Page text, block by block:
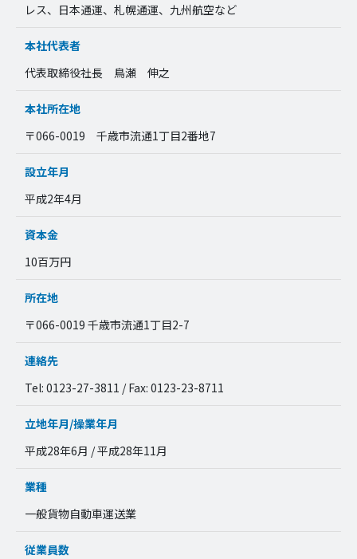
レス、日本通運、札幌通運、九州航空など
本社代表者
代表取締役社長 鳥瀬 伸之
本社所在地
〒066-0019 千歳市流通1丁目2番地7
設立年月
平成2年4月
資本金
10百万円
所在地
〒066-0019 千歳市流通1丁目2-7
連絡先
Tel: 0123-27-3811 / Fax: 0123-23-8711
立地年月/操業年月
平成28年6月 / 平成28年11月
業種
一般貨物自動車運送業
従業員数